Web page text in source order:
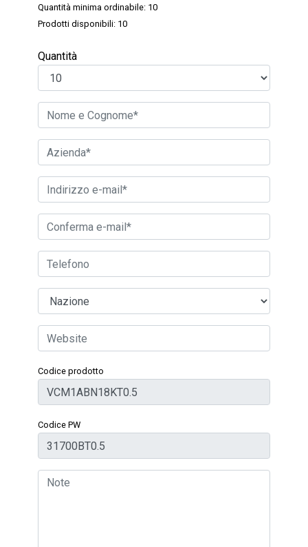
Quantità minima ordinabile: 10
Prodotti disponibili: 10
Quantità
Codice prodotto
Codice PW